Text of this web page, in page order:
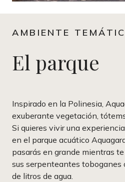
AMBIENTE
El parque
Inspirado en la Polinesia,
exuberante vegetación,
Si quieres vivir una
en el parque acuático
pasarás en grande mientras
sus serpenteantes toboganes
de litros de agua.